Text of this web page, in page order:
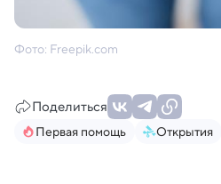
Фото: Freepik.com
Поделиться
Первая помощь Открытия